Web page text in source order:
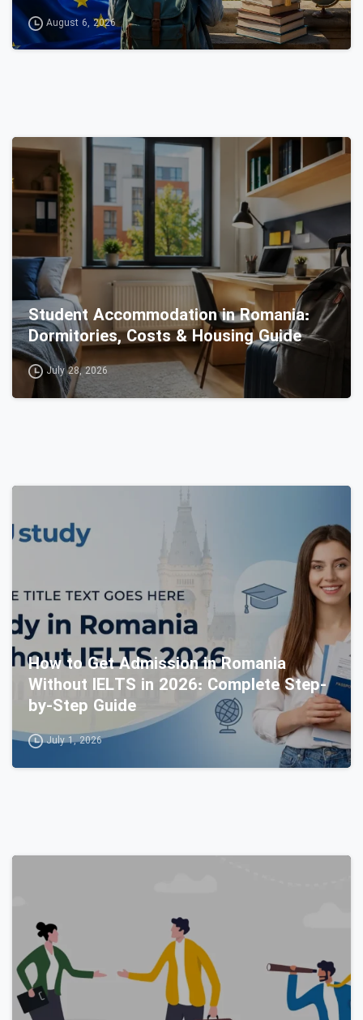
August 6, 2026
0
Student Accommodation in Romania:
Dormitories, Costs & Housing Guide
July 28, 2026
How to Get Admission in Romania
Without IELTS in 2026: Complete Step-
by-Step Guide
July 1, 2026